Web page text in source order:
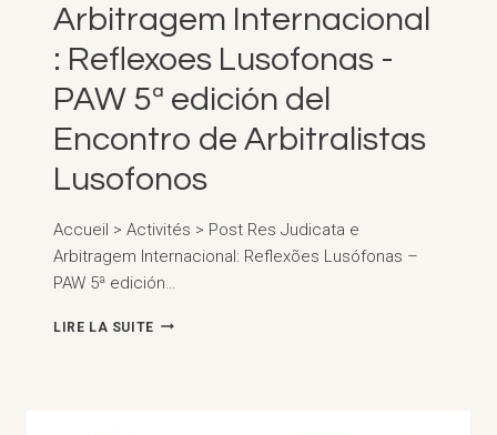
Arbitragem Internacional
: Reflexoes Lusofonas -
PAW 5ª edición del
Encontro de Arbitralistas
Lusofonos
Accueil > Activités > Post Res Judicata e
Arbitragem Internacional: Reflexões Lusófonas –
PAW 5ª edición…
LIRE LA SUITERES